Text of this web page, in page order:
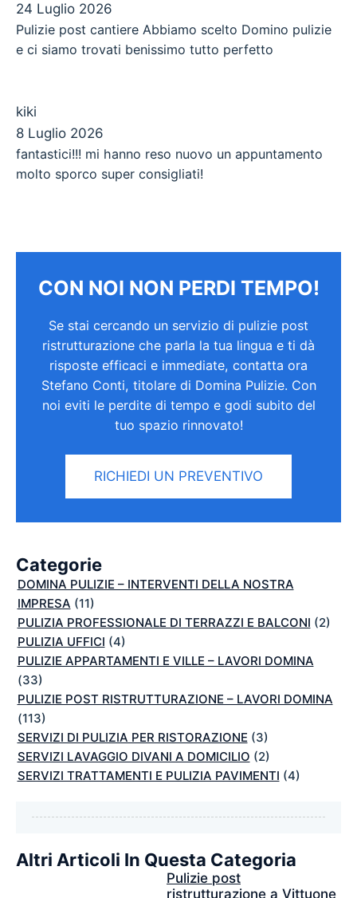
24 Luglio 2026
Pulizie post cantiere Abbiamo scelto Domino pulizie
e ci siamo trovati benissimo tutto perfetto
kiki
8 Luglio 2026
fantastici!!! mi hanno reso nuovo un appuntamento
molto sporco super consigliati!
CON NOI NON PERDI TEMPO!
Se stai cercando un servizio di pulizie post
ristrutturazione che parla la tua lingua e ti dà
risposte efficaci e immediate, contatta ora
Stefano Conti, titolare di Domina Pulizie. Con
noi eviti le perdite di tempo e godi subito del
tuo spazio rinnovato!
RICHIEDI UN PREVENTIVO
Categorie
DOMINA PULIZIE – INTERVENTI DELLA NOSTRA
IMPRESA (11)
PULIZIA PROFESSIONALE DI TERRAZZI E BALCONI (2)
PULIZIA UFFICI (4)
PULIZIE APPARTAMENTI E VILLE – LAVORI DOMINA
(33)
PULIZIE POST RISTRUTTURAZIONE – LAVORI DOMINA
(113)
SERVIZI DI PULIZIA PER RISTORAZIONE (3)
SERVIZI LAVAGGIO DIVANI A DOMICILIO (2)
SERVIZI TRATTAMENTI E PULIZIA PAVIMENTI (4)
Altri Articoli In Questa Categoria
Pulizie post
ristrutturazione a Vittuone